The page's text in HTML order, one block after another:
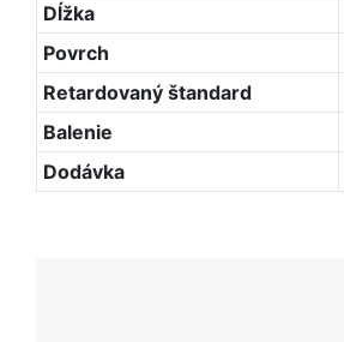
Dĺžka
Povrch
Retardovaný štandard
Balenie
Dodávka